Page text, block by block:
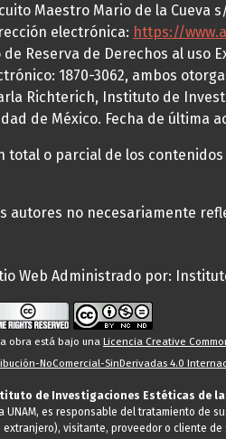
Maestro Mario de la Cueva
electrónica: https://
Reserva de Derechos al uso
1870-3062, ambos
Richterich, Instituto de
de México. Fecha de última
total o parcial de los
autores no necesariamente
Web Administrado por:
obra está bajo una Licencia Creative
NoComercial-SinDerivadas 4.0
de Investigaciones Estéticas de la
UNAM, es responsable del tratamiento de
visitante, proveedor o cliente